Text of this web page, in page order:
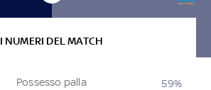
I NUMERI DEL MATCH
Possesso palla 59%